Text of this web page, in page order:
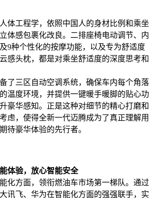
体工程学，依照中国人的身材比例和乘坐
体感包裹化改良。二排座椅电动调节、内
9种个性化的按摩功能，以及专为舒适度
感头枕，都是对乘坐舒适度的深度思考和
了三区自动空调系统，确保车内每个角落
温度环境，并提供一键暖手暖脚的贴心功
豪华感知。正是这种对细节的精心打磨和
虑，使得全新一代迈腾成为了真正理解用
待豪华体验的先行者。
体验，放心智能安全
化方面，领衔燃油车市场第一梯队。通过
讯飞、华为在智能化方面的强强联手，实